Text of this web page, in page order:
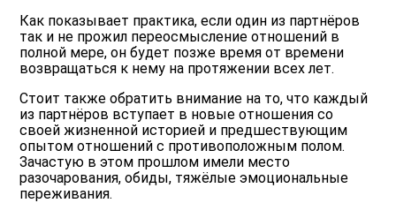
Как показывает практика, если один из партнёров
так и не прожил переосмысление отношений в
полной мере, он будет позже время от времени
возвращаться к нему на протяжении всех лет.
Стоит также обратить внимание на то, что каждый
из партнёров вступает в новые отношения со
своей жизненной историей и предшествующим
опытом отношений с противоположным полом.
Зачастую в этом прошлом имели место
разочарования, обиды, тяжёлые эмоциональные
переживания.